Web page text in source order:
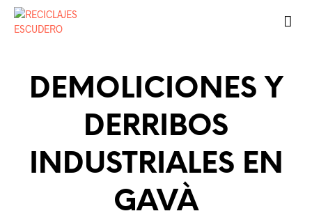
DEMOLICIONES Y
DERRIBOS
INDUSTRIALES EN
GAVÀ